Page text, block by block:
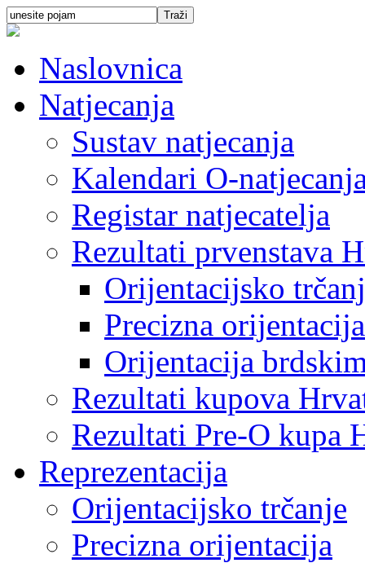
Naslovnica
Natjecanja
Sustav natjecanja
Kalendari O-
Registar natjecatelja
Rezultati prvenstava
Orijentacijsko
Precizna orijentacija
Orijentacija
Rezultati kupova
Rezultati Pre-O kupa
Reprezentacija
Orijentacijsko trčanje
Precizna orijentacija